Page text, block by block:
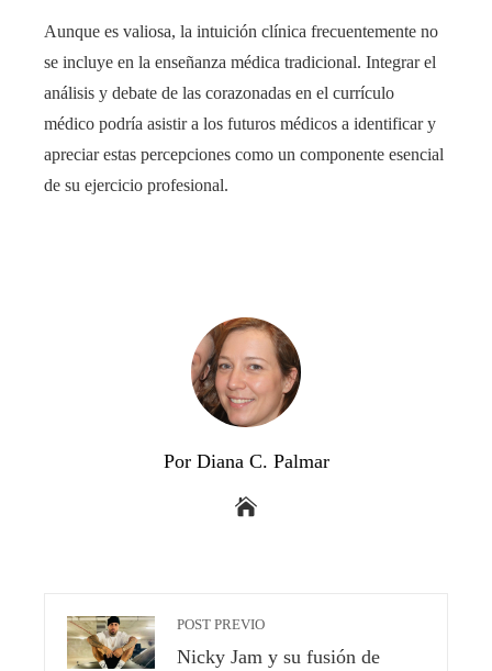
Aunque es valiosa, la intuición clínica frecuentemente no
se incluye en la enseñanza médica tradicional. Integrar el
análisis y debate de las corazonadas en el currículo
médico podría asistir a los futuros médicos a identificar y
apreciar estas percepciones como un componente esencial
de su ejercicio profesional.
Por Diana C. Palmar
POST PREVIO
Nicky Jam y su fusión de